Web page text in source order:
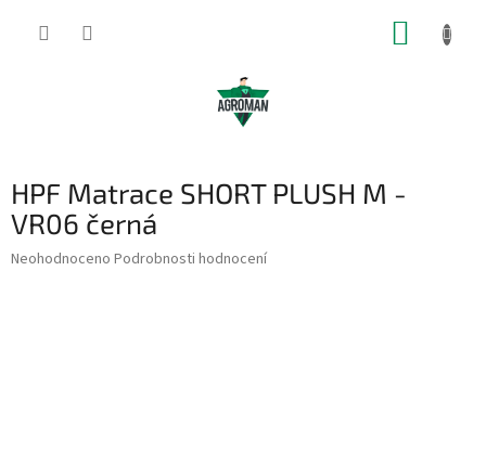
HPF Matrace SHORT PLUSH M -
VR06 černá
Průměrné
Neohodnoceno Podrobnosti hodnocení